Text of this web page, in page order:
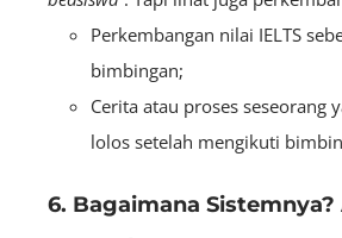
Perkembangan nilai IELTS
bimbingan;
Cerita atau proses seseorang
lolos setelah mengikuti
6. Bagaimana